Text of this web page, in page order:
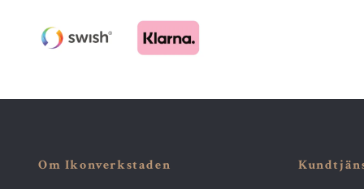
Om Ikonverkstaden